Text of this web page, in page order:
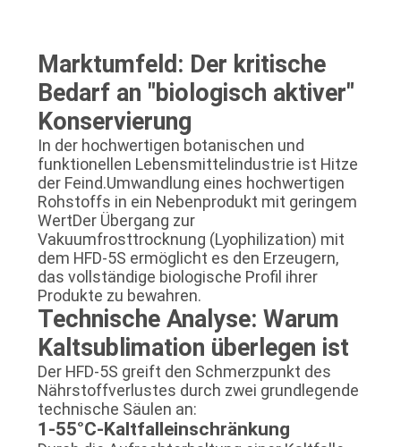
UNS
VERBINDUNG
FORDERN
SIE EIN
ZITAT
SITEMAP
DATENSCHUTZRICHTLINIE
Marktumfeld: Der kritische
Bedarf an "biologisch aktiver"
Konservierung
In der hochwertigen botanischen und
funktionellen Lebensmittelindustrie ist Hitze
der Feind.Umwandlung eines hochwertigen
Rohstoffs in ein Nebenprodukt mit geringem
WertDer Übergang zur
Vakuumfrosttrocknung (Lyophilization) mit
dem HFD-5S ermöglicht es den Erzeugern,
das vollständige biologische Profil ihrer
Produkte zu bewahren.
Technische Analyse: Warum
Kaltsublimation überlegen ist
Der HFD-5S greift den Schmerzpunkt des
Nährstoffverlustes durch zwei grundlegende
technische Säulen an:
1-55°C-Kaltfalleinschränkung